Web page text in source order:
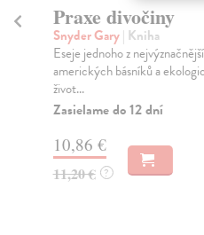
Praxe divočiny
Snyder Gary| Kniha
Eseje jednoho z
amerických básníků a
život...
Zasielame do 12 dní
10,86 €
11,20 € ?